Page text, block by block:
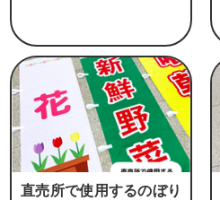
直売所で使用するのぼり